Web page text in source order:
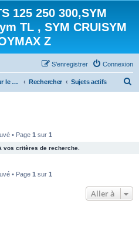
125 250 300,SYM
TL , SYM CRUISYM
Z
Connexion
S’enregistrer
Bienvenue sur le forum des scooters de la gamme SYM Rechercher Sujets actifs
• Page 1 sur 1
vos critères de recherche.
• Page 1 sur 1
Aller à